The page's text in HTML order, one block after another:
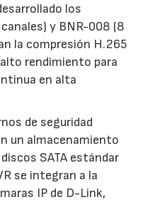
los
y BNR-008 (8
la compresión H.265
rendimiento para
en alta
de seguridad
un almacenamiento
SATA estándar
se integran a la
IP de D-Link,